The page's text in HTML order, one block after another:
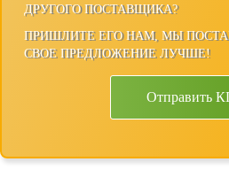
ДРУГОГО ПОСТАВЩИКА?
ПРИШЛИТЕ ЕГО НАМ, МЫ
СВОЕ ПРЕДЛОЖЕНИЕ ЛУЧШЕ!
Отправить